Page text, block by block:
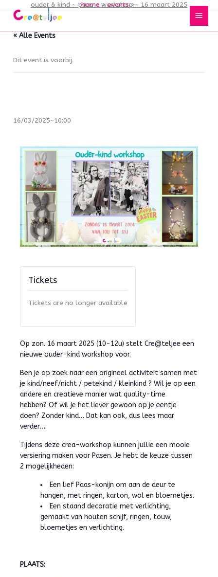
naar
de
home events
ouder & kind ~ paas – workshop ~ 16 maart 2025
« Alle Events
Dit event is voorbij.
16/03/2025~10:00
Tickets
Tickets are no longer available
Op zon. 16 maart 2025 (10-12u) stelt Cre@teljee een
nieuwe ouder-kind workshop voor.
Ben je op zoek naar een origineel activiteit samen met
je kind/neef/nicht / petekind / kleinkind ? Wil je op een
andere en creatieve manier wat quality-time
hebben? Of wil je het liever gewoon op je eentje
doen? Zonder kind… Dat kan ook, dus lees maar
verder…
Tijdens deze crea-workshop kunnen jullie een mooie
versiering maken voor Pasen. Je hebt de keuze tussen
2 mogelijkheden:
Een lief Paas-konijn om aan de deur te
hangen, met ringen, karton, wol en bloemetjes.
Een staand decoratie met verlichting,
gemaakt van houten schijf, ringen, touw,
bloemetjes en verlichting.
PLAATS: